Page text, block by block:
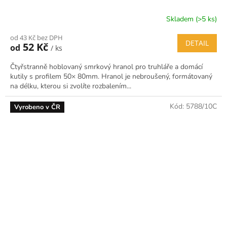
Skladem (>5 ks)
od 43 Kč bez DPH
od 52 Kč / ks
DETAIL
Čtyřstranně hoblovaný smrkový hranol pro truhláře a domácí
kutily s profilem 50× 80mm. Hranol je nebroušený, formátovaný
na délku, kterou si zvolíte rozbalením...
Vyrobeno v ČR Kód: 5788/10C